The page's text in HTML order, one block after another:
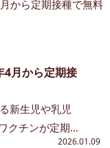
4月から定期接
新生児や乳児
クチンが定期
2026.01.09